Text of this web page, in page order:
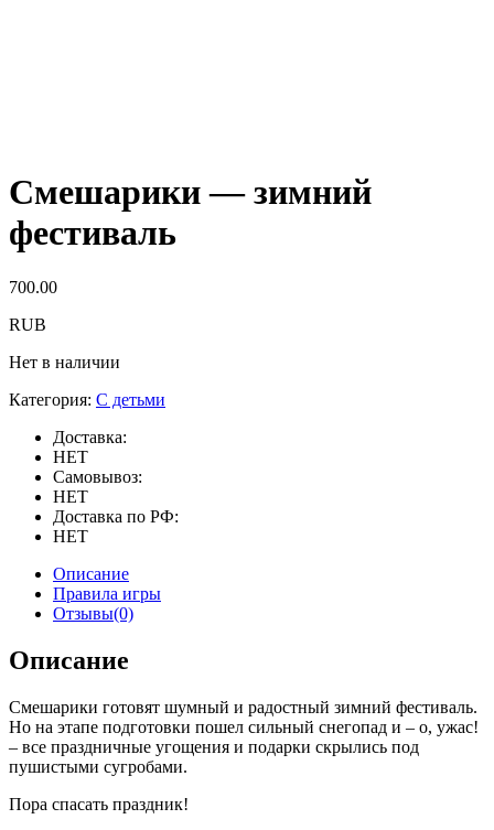
Смешарики — зимний
фестиваль
700.00
RUB
Нет в наличии
Категория: С детьми
Доставка:
НЕТ
Самовывоз:
НЕТ
Доставка по РФ:
НЕТ
Описание
Правила игры
Отзывы(0)
Описание
Смешарики готовят шумный и радостный зимний фестиваль.
Но на этапе подготовки пошел сильный снегопад и – о, ужас!
– все праздничные угощения и подарки скрылись под
пушистыми сугробами.
Пора спасать праздник!